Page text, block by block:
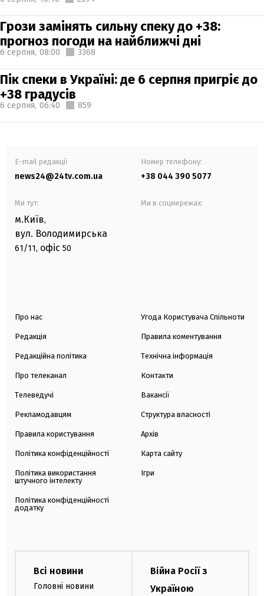
Грози замінять сильну спеку до +38:
прогноз погоди на найближчі дні
6 серпня, 08:00 3368
Пік спеки в Україні: де 6 серпня пригріє до
+38 градусів
6 серпня, 06:40 859
E-mail редакції
news24@24tv.com.ua
Номер телефону:
+38 044 390 5077
Ми тут:
м.Київ,
вул. Володимирська
61/11, офіс 50
Ми в соцмережах:
Про нас
Редакція
Редакційна політика
Про телеканал
Телеведучі
Рекламодавцям
Правила користування
Політика конфіденційності
Політика використання
штучного інтелекту
Політика конфіденційності
додатку
Угода Користувача Спільноти
Правила коментування
Технічна інформація
Контакти
Вакансії
Структура власності
Архів
Карта сайту
Ігри
Всі новини
Головні новини
Війна Росії з
Україною